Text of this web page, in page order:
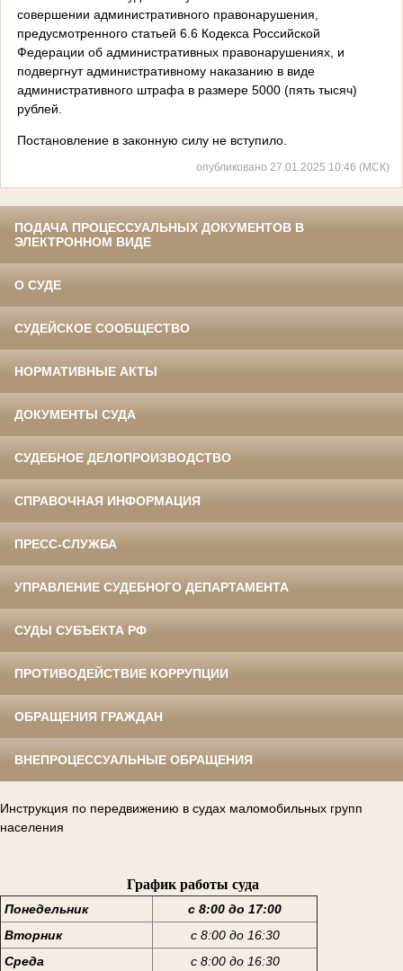
совершении административного правонарушения,
предусмотренного статьей 6.6 Кодекса Российской
Федерации об административных правонарушениях, и
подвергнут административному наказанию в виде
административного штрафа в размере 5000 (пять тысяч)
рублей.
Постановление в законную силу не вступило.
опубликовано 27.01.2025 10:46 (МСК)
ПОДАЧА ПРОЦЕССУАЛЬНЫХ ДОКУМЕНТОВ В
ЭЛЕКТРОННОМ ВИДЕ
О СУДЕ
СУДЕЙСКОЕ СООБЩЕСТВО
НОРМАТИВНЫЕ АКТЫ
ДОКУМЕНТЫ СУДА
СУДЕБНОЕ ДЕЛОПРОИЗВОДСТВО
СПРАВОЧНАЯ ИНФОРМАЦИЯ
ПРЕСС-СЛУЖБА
УПРАВЛЕНИЕ СУДЕБНОГО ДЕПАРТАМЕНТА
СУДЫ СУБЪЕКТА РФ
ПРОТИВОДЕЙСТВИЕ КОРРУПЦИИ
ОБРАЩЕНИЯ ГРАЖДАН
ВНЕПРОЦЕССУАЛЬНЫЕ ОБРАЩЕНИЯ
Инструкция по передвижению в судах маломобильных групп
населения
График работы суда
Понедельник
с 8:00 до 17:00
Вторник
с 8:00 до 16:30
Среда
с 8:00 до 16:30